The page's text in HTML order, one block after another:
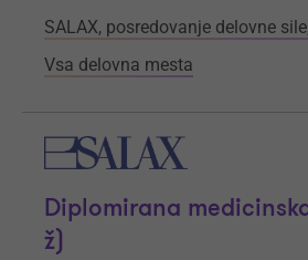
SALAX, posredovanje delovne
Vsa delovna mesta
Diplomirana
ž)